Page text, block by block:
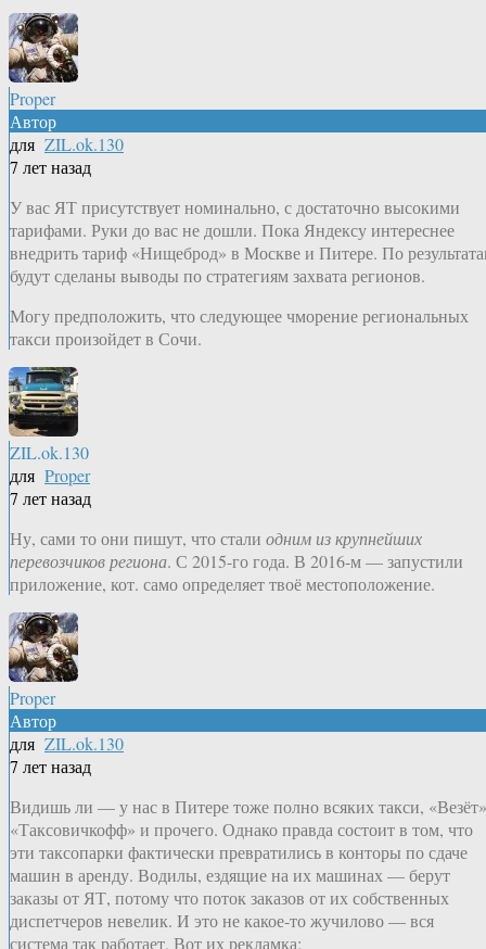
Proper
Автор
для ZIL.ok.130
7 лет назад
У вас ЯТ присутствует номинально, с достаточно высокими
тарифами. Руки до вас не дошли. Пока Яндексу интереснее
внедрить тариф «Нищеброд» в Москве и Питере. По
будут сделаны выводы по стратегиям захвата регионов.
Могу предположить, что следующее чморение региональных
такси произойдет в Сочи.
ZIL.ok.130
для Proper
7 лет назад
Ну, сами то они пишут, что стали одним из крупнейших
перевозчиков региона. С 2015-го года. В 2016-м — запустили
приложение, кот. само определяет твоё местоположение.
Proper
Автор
для ZIL.ok.130
7 лет назад
Видишь ли — у нас в Питере тоже полно всяких такси,
«Таксовичкофф» и прочего. Однако правда состоит в том, что
эти таксопарки фактически превратились в конторы по сдаче
машин в аренду. Водилы, ездящие на их машинах — берут
заказы от ЯТ, потому что поток заказов от их собственных
диспетчеров невелик. И это не какое-то жучилово — вся
система так работает. Вот их рекламка: